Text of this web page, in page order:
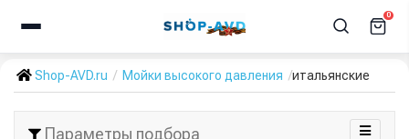
0
Shop-AVD.ru Мойки высокого давления итальянские
Параметры подбора